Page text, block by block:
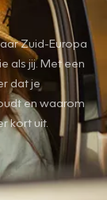
Zuid-Europa
als jij. Met een
dat je
en waarom
kort uit.